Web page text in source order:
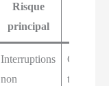
Risque
principal
Interruptions
non
Canaux